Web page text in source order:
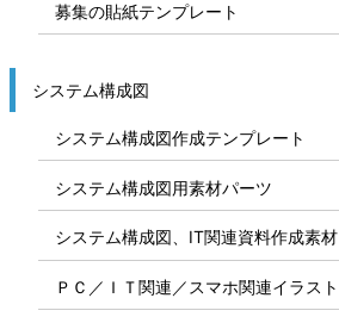
募集の貼紙テンプレート
システム構成図
システム構成図作成テンプレート
システム構成図用素材パーツ
システム構成図、IT関連資料作成素材
ＰＣ／ＩＴ関連／スマホ関連イラスト